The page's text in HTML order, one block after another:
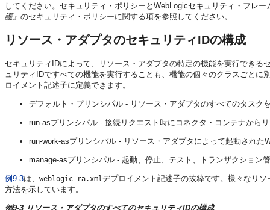
してください。セキュリティ・ポリシーとWebLogicセキュリティ・フレー
護』 のセキュリティ・ポリシーに関する項を参照してください。
リソース・アダプタのセキュリティIDの構成
セキュリティIDによって、リソース・アダプタの特定の機能を実行でき
ュリティIDですべての機能を実行することも、機能の個々のクラスごとに
ロイメント記述子に定義できます。
デフォルト・プリンシパル - リソース・アダプタのすべてのタスク
run-asプリンシパル - 接続リクエスト時にコネクタ・コンテナから
run-work-asプリンシパル - リソース・アダプタによって起動され
manage-asプリンシパル - 起動、停止、テスト、トランザクショ
例9-3は、 weblogic-ra.xmlデプロイメント記述子の抜粋です。様々なリ
方法を示しています。
例9-3 リソース・アダプタのすべてのセキュリティIDの構成